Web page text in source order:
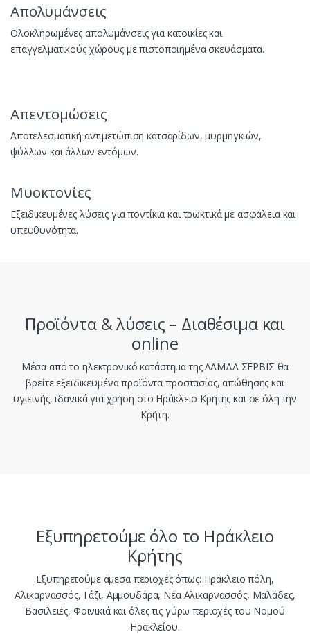
Απολυμάνσεις
Ολοκληρωμένες απολυμάνσεις για κατοικίες και
επαγγελματικούς χώρους με πιστοποιημένα σκευάσματα.
Απεντομώσεις
Αποτελεσματική αντιμετώπιση κατσαρίδων, μυρμηγκιών,
ψύλλων και άλλων εντόμων.
Μυοκτονίες
Εξειδικευμένες λύσεις για ποντίκια και τρωκτικά με ασφάλεια και
υπευθυνότητα.
Προϊόντα & λύσεις – Διαθέσιμα και
online
Μέσα από το ηλεκτρονικό κατάστημα της ΛΑΜΔΑ ΣΕΡΒΙΣ θα
βρείτε εξειδικευμένα προϊόντα προστασίας, απώθησης και
υγιεινής, ιδανικά για χρήση στο Ηράκλειο Κρήτης και σε όλη την
Κρήτη.
Εξυπηρετούμε όλο το Ηράκλειο
Κρήτης
Εξυπηρετούμε άμεσα περιοχές όπως: Ηράκλειο πόλη,
Αλικαρνασσός, Γάζι, Αμμουδάρα, Νέα Αλικαρνασσός, Μαλάδες,
Βασιλειές, Φοινικιά και όλες τις γύρω περιοχές του Νομού
Ηρακλείου.